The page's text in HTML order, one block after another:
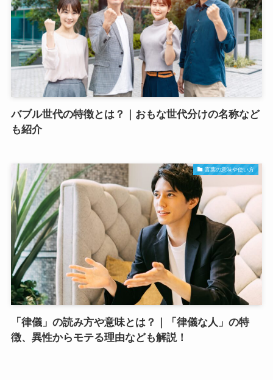
バブル世代の特徴とは？｜おもな世代分けの名称など
も紹介
言葉の意味や使い方
「律儀」の読み方や意味とは？｜「律儀な人」の特
徴、異性からモテる理由なども解説！